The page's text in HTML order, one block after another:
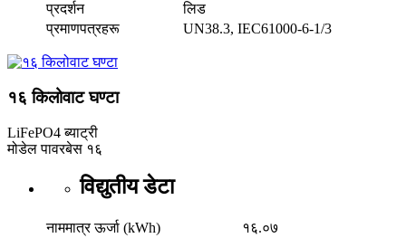
प्रदर्शन
लिड
प्रमाणपत्रहरू
UN38.3, IEC61000-6-1/3
१६ किलोवाट घण्टा
LiFePO4 ब्याट्री
मोडेल पावरबेस १६
विद्युतीय डेटा
नाममात्र ऊर्जा (kWh)
१६.०७